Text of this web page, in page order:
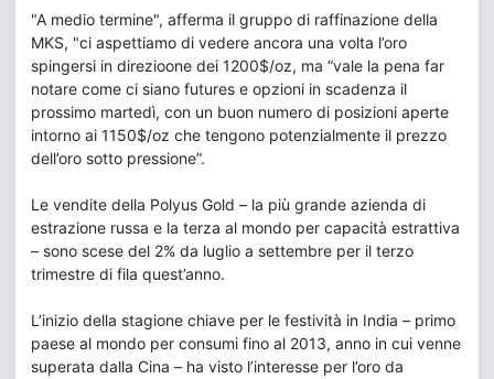
"A medio termine", afferma il gruppo di raffinazione della
MKS, "ci aspettiamo di vedere ancora una volta l’oro
spingersi in direzioone dei 1200$/oz, ma “vale la pena far
notare come ci siano futures e opzioni in scadenza il
prossimo martedì, con un buon numero di posizioni aperte
intorno ai 1150$/oz che tengono potenzialmente il prezzo
dell’oro sotto pressione”.
Le vendite della Polyus Gold – la più grande azienda di
estrazione russa e la terza al mondo per capacità estrattiva
– sono scese del 2% da luglio a settembre per il terzo
trimestre di fila quest’anno.
L’inizio della stagione chiave per le festività in India – primo
paese al mondo per consumi fino al 2013, anno in cui venne
superata dalla Cina – ha visto l’interesse per l’oro da